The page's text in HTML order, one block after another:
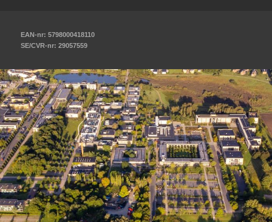
EAN-nr: 5798000418110
SE/CVR-nr: 29057559